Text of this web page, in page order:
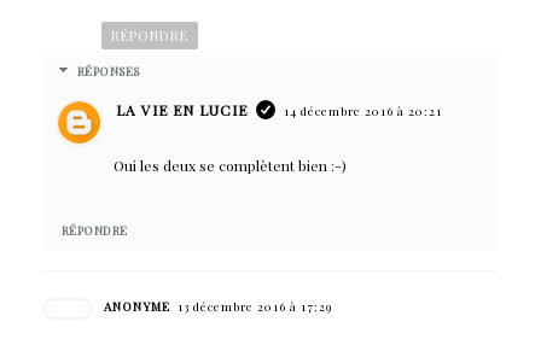
RÉPONDRE
RÉPONSES
LA VIE EN LUCIE 14 décembre 2016 à 20:21
Oui les deux se complètent bien :-)
RÉPONDRE
ANONYME 13 décembre 2016 à 17:29